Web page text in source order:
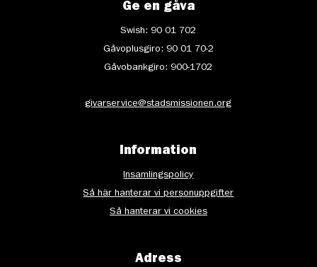
Ge en gåva
Swish: 90 01 702
Gåvoplusgiro: 90 01 70-2
Gåvobankgiro: 900-1702
givarservice@stadsmissionen.org
Information
Insamlingspolicy
Så här hanterar vi personuppgifter
Så hanterar vi cookies
Adress